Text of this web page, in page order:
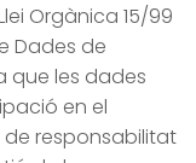
Orgànica 15/99
Dades de
que les dades
en el
de responsabilitat